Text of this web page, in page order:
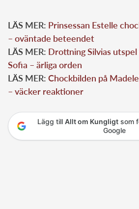
LÄS MER: Prinsessan Estelle
– oväntade beteendet
LÄS MER: Drottning Silvias
Sofia – ärliga orden
LÄS MER: Chockbilden på
– väcker reaktioner
Lägg till Allt om Kungligtsom
Google